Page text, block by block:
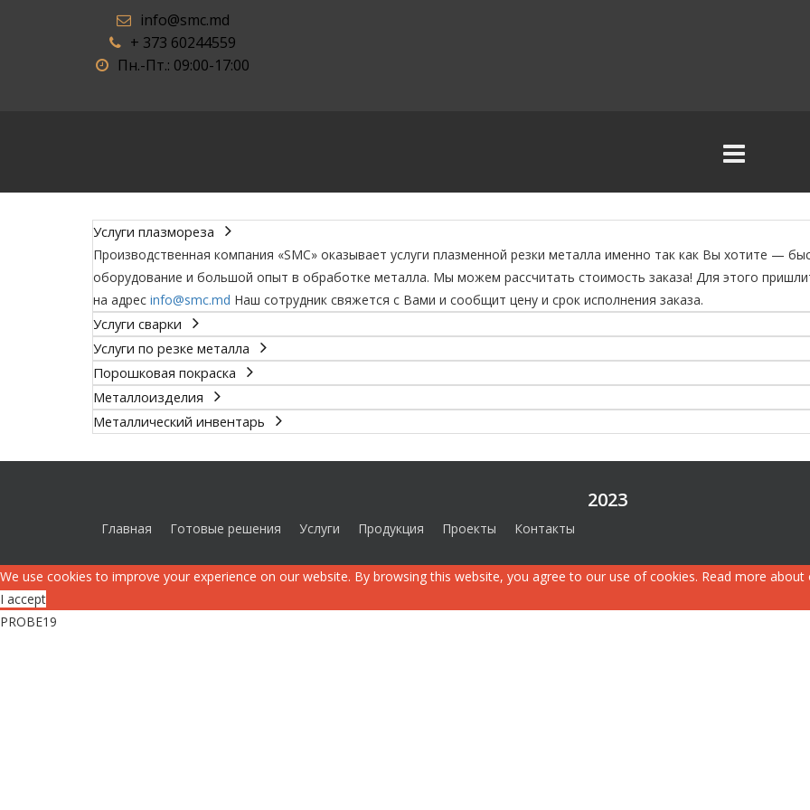
info@smc.md
+ 373 60244559
Пн.-Пт.: 09:00-17:00
Услуги плазмореза
Производственная компания «SMC» оказывает услуги плазменной резки металла именно так как Вы хотите —
оборудование и большой опыт в обработке металла. Мы можем рассчитать стоимость заказа! Для этого
на адрес info@smc.md Наш сотрудник свяжется с Вами и сообщит цену и срок исполнения заказа.
Услуги сварки
Услуги по резке металла
Порошковая покраска
Металлоизделия
Металлический инвентарь
2023
Главная Готовые решения Услуги Продукция Проекты Контакты
We use cookies to improve your experience on our website. By browsing this website, you agree to our use of cookies. Read more about
I accept